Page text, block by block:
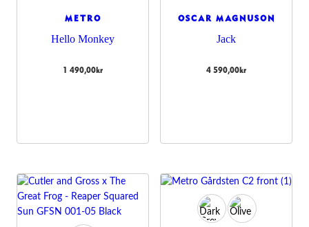
METRO
Hello Monkey
1 490,00kr
OSCAR MAGNUSON
Jack
4 590,00kr